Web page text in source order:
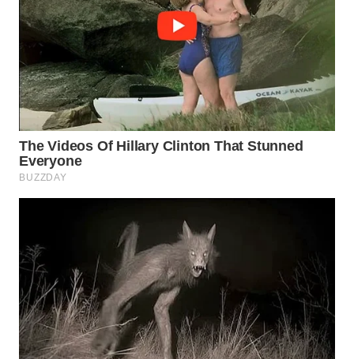
WN
LABUANBAJO
WN
BORNEO
Wahana
Media
Group
WAHANA
TANI
WAHANA
ADVOKAT